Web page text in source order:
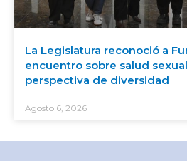
La Legislatura reconoció a
encuentro sobre salud
perspectiva de diversidad
Agosto 6, 2026